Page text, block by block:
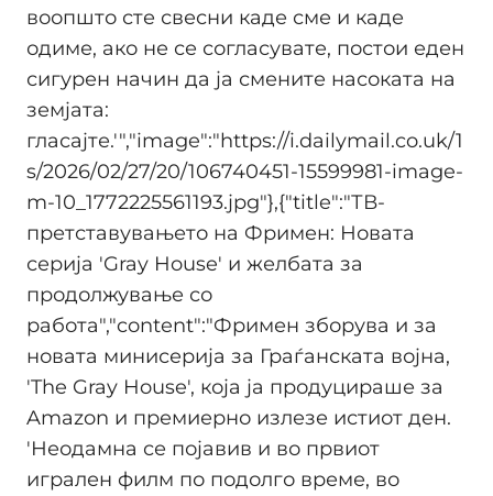
воопшто сте свесни каде сме и каде
одиме, ако не се согласувате, постои еден
сигурен начин да ја смените насоката на
земјата:
гласајте.'","image":"https://i.dailymail.co.uk/1
s/2026/02/27/20/106740451-15599981-image-
m-10_1772225561193.jpg"},{"title":"ТВ-
претставувањето на Фримен: Новата
серија 'Gray House' и желбата за
продолжување со
работа","content":"Фримен зборува и за
новата минисерија за Граѓанската војна,
'The Gray House', која ја продуцираше за
Amazon и премиерно излезе истиот ден.
'Неодамна се појавив и во првиот
игрален филм по подолго време, во